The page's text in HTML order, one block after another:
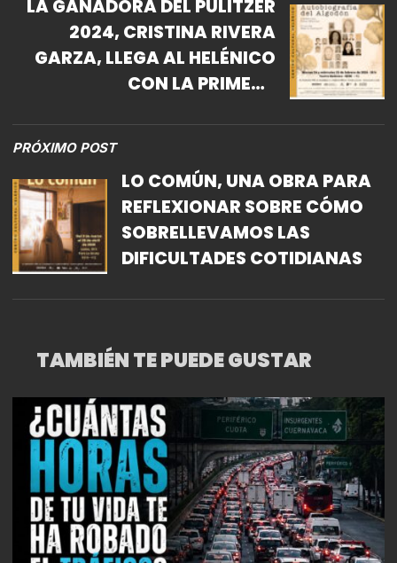
LA GANADORA DEL PULITZER
2024, CRISTINA RIVERA
GARZA, LLEGA AL HELÉNICO
CON LA PRIMERA
PRÓXIMO POST
LO COMÚN, UNA OBRA PARA
REFLEXIONAR SOBRE CÓMO
SOBRELLEVAMOS LAS
DIFICULTADES COTIDIANAS
TAMBIÉN TE PUEDE GUSTAR